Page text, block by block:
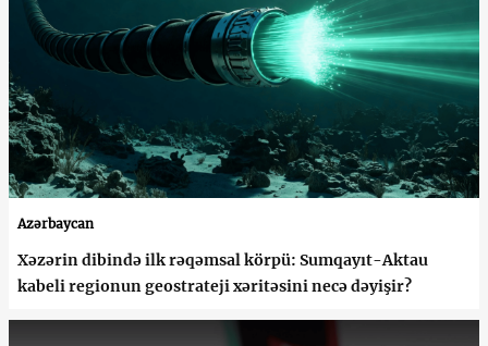
Azərbaycan
Xəzərin dibində ilk rəqəmsal körpü: Sumqayıt-Aktau
kabeli regionun geostrateji xəritəsini necə dəyişir?